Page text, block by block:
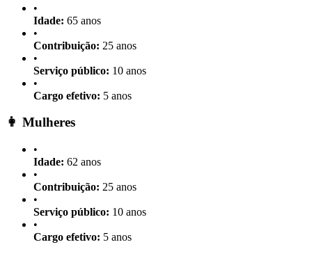
•
Idade: 65 anos
•
Contribuição: 25 anos
•
Serviço público: 10 anos
•
Cargo efetivo: 5 anos
👩 Mulheres
•
Idade: 62 anos
•
Contribuição: 25 anos
•
Serviço público: 10 anos
•
Cargo efetivo: 5 anos